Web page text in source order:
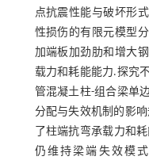
点抗震性能与破坏形
性损伤的有限元模型
加端板加劲肋和增大
载力和耗能能力.探究
管混凝土柱-组合梁单
分配与失效机制的影
了柱端抗弯承载力和
仍维持梁端失效模